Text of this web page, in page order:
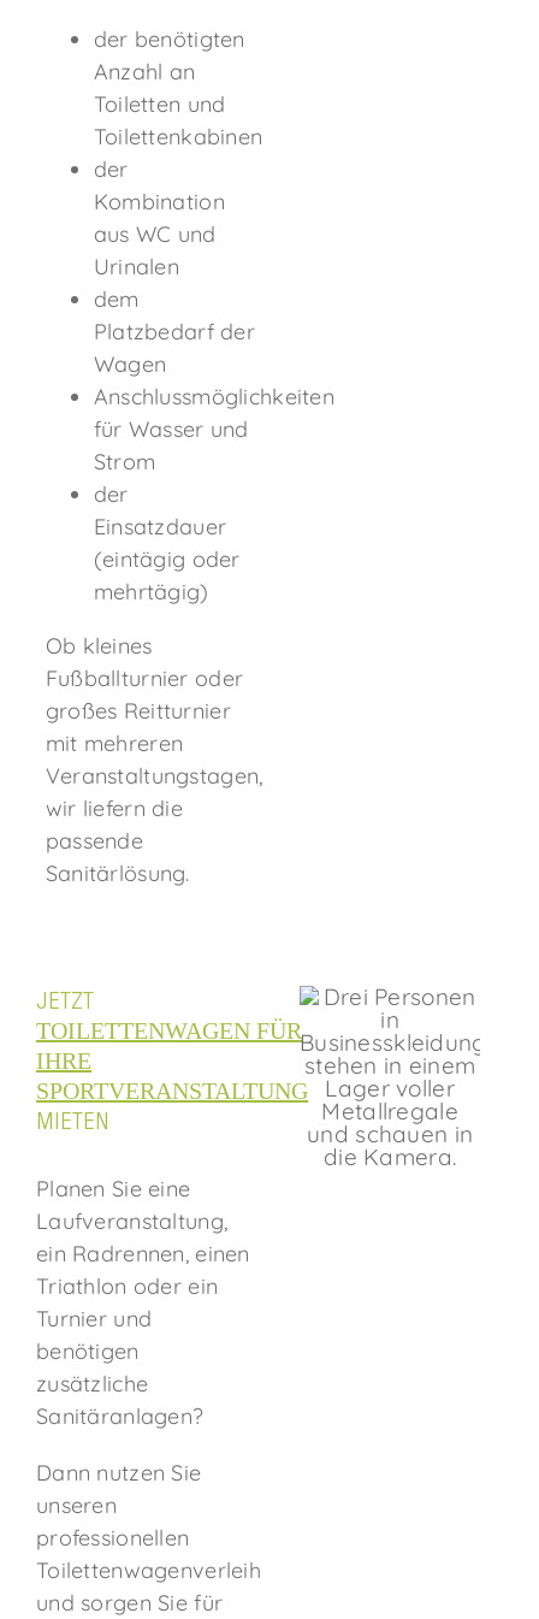
der benötigten
Anzahl an
Toiletten und
Toilettenkabinen
der
Kombination
aus WC und
Urinalen
dem
Platzbedarf der
Wagen
Anschlussmöglichkeiten
für Wasser und
Strom
der
Einsatzdauer
(eintägig oder
mehrtägig)
Ob kleines
Fußballturnier oder
großes Reitturnier
mit mehreren
Veranstaltungstagen,
wir liefern die
passende
Sanitärlösung.
JETZT
TOILETTENWAGEN FÜR
IHRE
SPORTVERANSTALTUNG
MIETEN
Planen Sie eine
Laufveranstaltung,
ein Radrennen, einen
Triathlon oder ein
Turnier und
benötigen
zusätzliche
Sanitäranlagen?
Dann nutzen Sie
unseren
professionellen
Toilettenwagenverleih
und sorgen Sie für